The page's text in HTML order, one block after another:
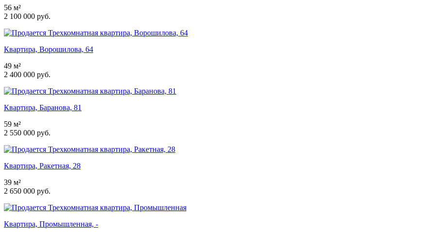
56 м²
2 100 000 руб.
Квартира, Ворошилова, 64
49 м²
2 400 000 руб.
Квартира, Баранова, 81
59 м²
2 550 000 руб.
Квартира, Ракетная, 28
39 м²
2 650 000 руб.
Квартира, Промышленная, -